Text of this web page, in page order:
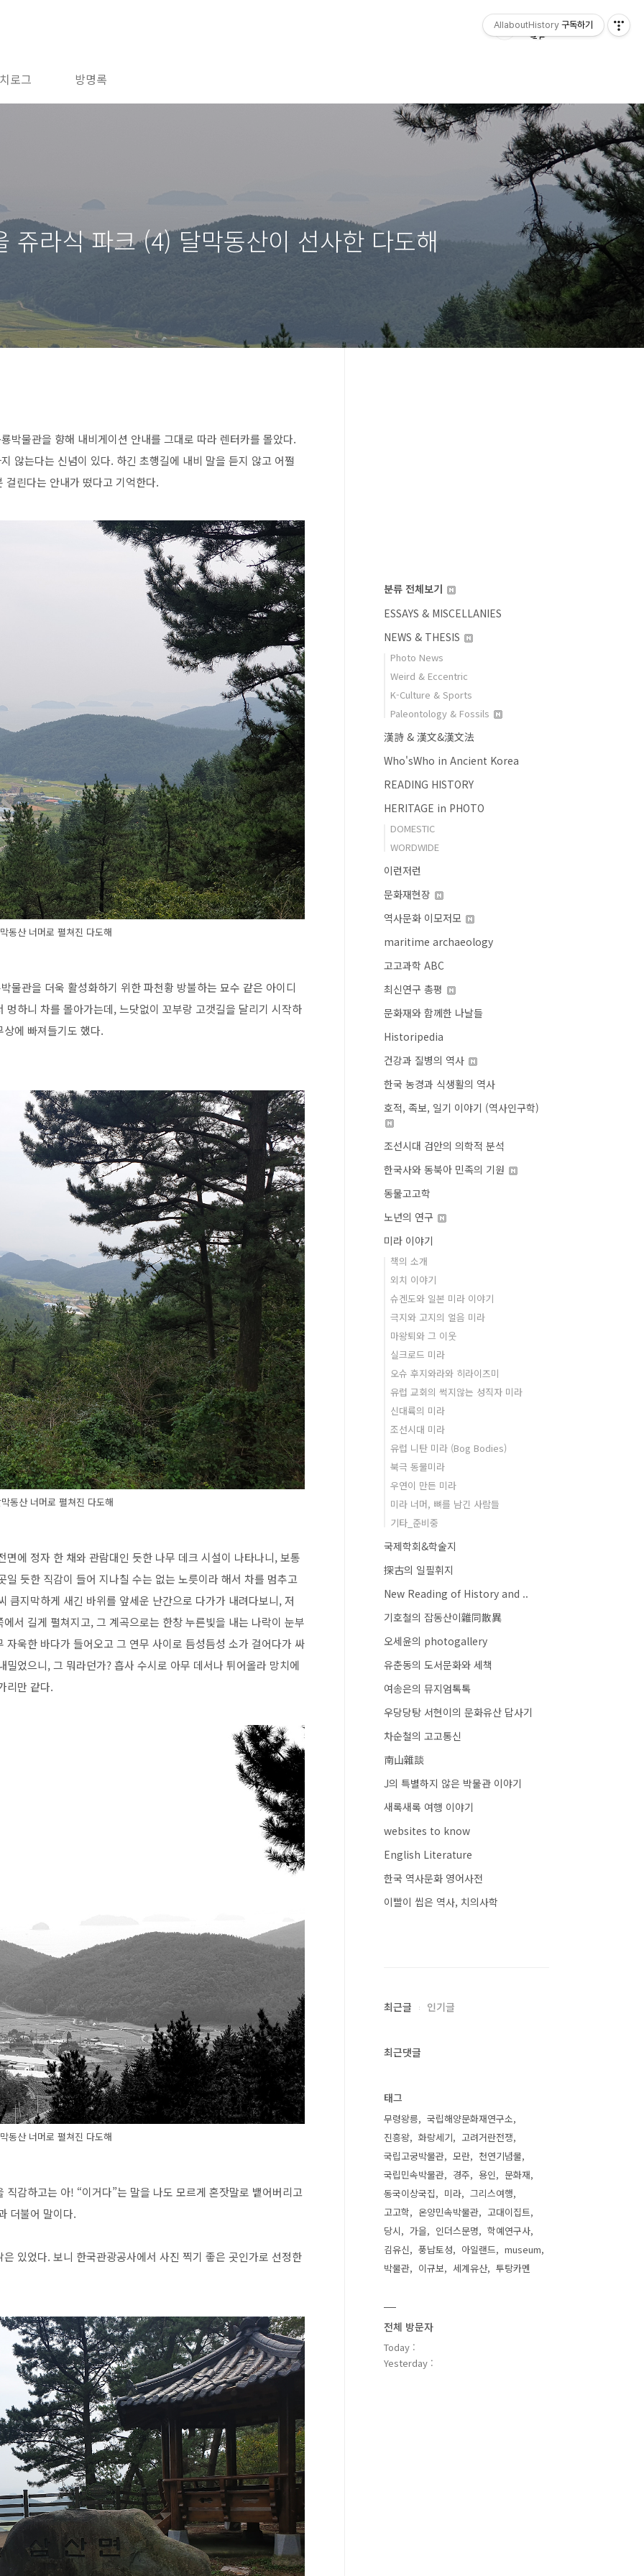
로그 방명록
쥬라식 파크 (4) 달막동산이 선사한 다도해
박물관을 향해 내비게이션 안내를 그대로 따라 렌터카를 몰았다.
않는다는 신념이 있다. 하긴 초행길에 내비 말을 듣지 않고 어쩔
린다는 안내가 떴다고 기억한다.
동산 너머로 펼쳐진 다도해
물관을 더욱 활성화하기 위한 파천황 방불하는 묘수 같은 아이디
하니 차를 몰아가는데, 느닷없이 꼬부랑 고갯길을 달리기 시작하
에 빠져들기도 했다.
동산 너머로 펼쳐진 다도해
에 정자 한 채와 관람대인 듯한 나무 데크 시설이 나타나니, 보통
듯한 직감이 들어 지나칠 수는 없는 노릇이라 해서 차를 멈추고
큼지막하게 새긴 바위를 앞세운 난간으로 다가가 내려다보니, 저
서 길게 펼쳐지고, 그 계곡으로는 한창 누른빛을 내는 나락이 눈부
욱한 바다가 들어오고 그 연무 사이로 듬성듬성 소가 걸어다가 싸
었으니, 그 뭐라던가? 흡사 수시로 아무 데서나 튀어올라 망치에
리만 같다.
동산 너머로 펼쳐진 다도해
감하고는 아! “이거다”는 말을 나도 모르게 혼잣말로 뱉어버리고
더불어 말이다.
있었다. 보니 한국관광공사에서 사진 찍기 좋은 곳인가로 선정한
분류 전체보기
ESSAYS & MISCELLANIES
NEWS & THESIS
Photo News
Weird & Eccentric
K-Culture & Sports
Paleontology & Fossils
漢詩 & 漢文&漢文法
Who'sWho in Ancient Korea
READING HISTORY
HERITAGE in PHOTO
DOMESTIC
WORDWIDE
이런저런
문화재현장
역사문화 이모저모
maritime archaeology
고고과학 ABC
최신연구 총평
문화재와 함께한 나날들
Historipedia
건강과 질병의 역사
한국 농경과 식생활의 역사
호적, 족보, 일기 이야기 (역사인구학)
조선시대 검안의 의학적 분석
한국사와 동북아 민족의 기원
동물고고학
노년의 연구
미라 이야기
책의 소개
외치 이야기
슈겐도와 일본 미라 이야기
극지와 고지의 얼음 미라
마왕퇴와 그 이웃
실크로드 미라
오슈 후지와라와 히라이즈미
유럽 교회의 썩지않는 성직자 미라
신대륙의 미라
조선시대 미라
유럽 니탄 미라 (Bog Bodies)
북극 동물미라
우연이 만든 미라
미라 너머, 뼈를 남긴 사람들
기타_준비중
국제학회&학술지
探古의 일필휘지
New Reading of History and ..
기호철의 잡동산이雜同散異
오세윤의 photogallery
유춘동의 도서문화와 세책
여송은의 뮤지엄톡톡
우당당탕 서현이의 문화유산 답사기
차순철의 고고통신
南山雜談
J의 특별하지 않은 박물관 이야기
새록새록 여행 이야기
websites to know
English Literature
한국 역사문화 영어사전
이빨이 씹은 역사, 치의사학
최근글 인기글
최근댓글
태그
무령왕릉
국립해양문화재연구소
진흥왕
화랑세기
고려거란전쟁
국립고궁박물관
모란
천연기념물
국립민속박물관
경주 용인
문화재
동국이상국집
미라
그리스여행
고고학
온양민속박물관
고대이집트
당시
가을 인더스문명
학예연구사
김유신
풍납토성 아일랜드
museum
박물관
이규보 세계유산 투탕카멘
전체 방문자
Today :
Yesterday :
AllaboutHistory 구독하기